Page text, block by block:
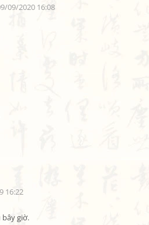
09/2020 16:08
16:22
giờ.